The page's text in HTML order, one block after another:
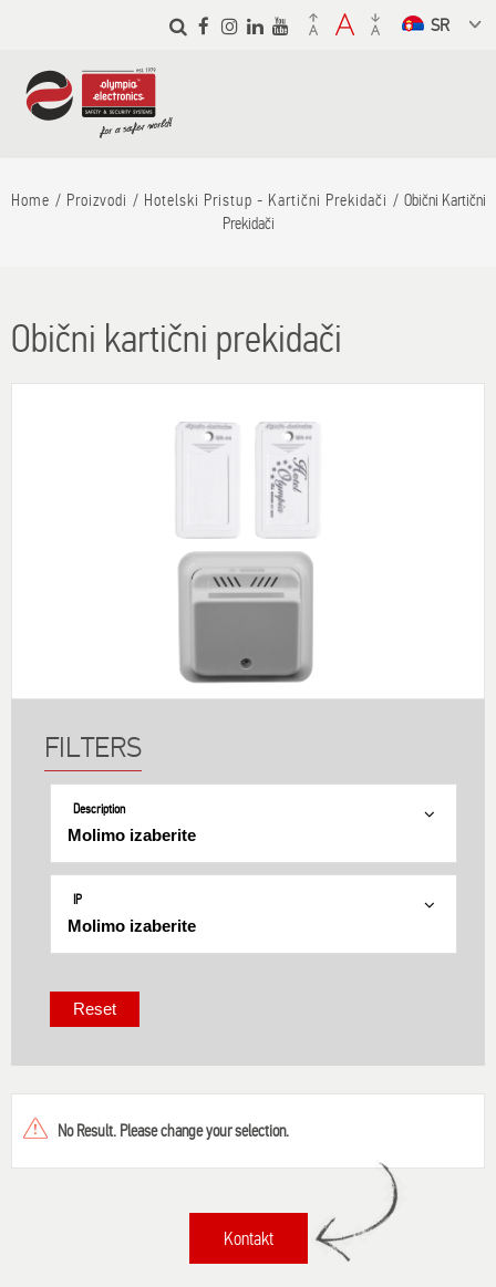
Skip to
main
Home Proizvodi Hotelski Pristup - Kartični Prekidači
Obični Kartični
Prekidači
Obični kartični prekidači
Description
IP
No Result. Please change your selection.
Kontakt